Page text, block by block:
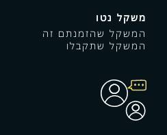
משקל נטו
המשקל שהזמנתם זה
המשקל שתקבלו